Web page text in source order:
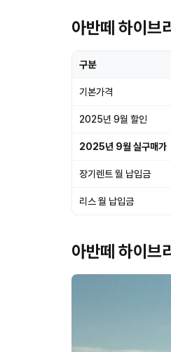
아반떼 하이브
구분
기본가격
2025년 9월 할인
2025년 9월 실구매가
장기렌트 월 납입금
리스 월 납입금
아반떼 하이브